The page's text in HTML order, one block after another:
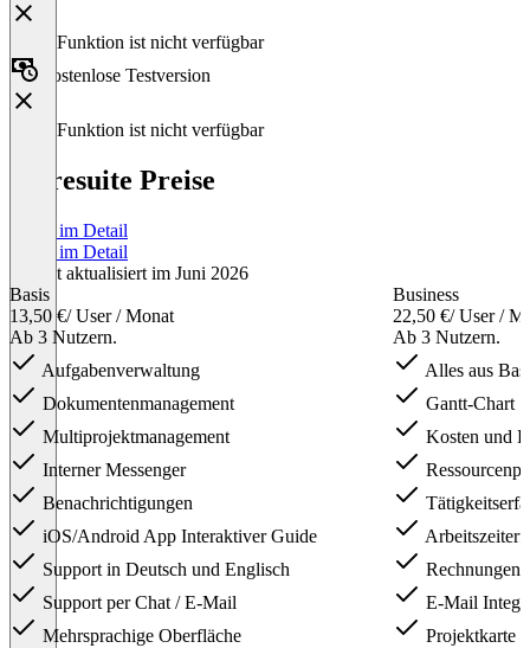
Diese Funktion ist nicht verfügbar
Kostenlose Testversion
Diese Funktion ist nicht verfügbar
sharesuite Preise
Preise im Detail
Preise im Detail
Zuletzt aktualisiert im Juni 2026
Basis
13,50 €/ User / Monat
Ab 3 Nutzern.
Aufgabenverwaltung
Dokumentenmanagement
Multiprojektmanagement
Interner Messenger
Benachrichtigungen
iOS/Android App Interaktiver Guide
Support in Deutsch und Englisch
Support per Chat / E-Mail
Mehrsprachige Oberfläche
Business
22,50 €/ User /
Ab 3 Nutzern.
Alles aus
Gantt-Chart
Kosten und
Rechnungen
E-Mail
Projektkarte